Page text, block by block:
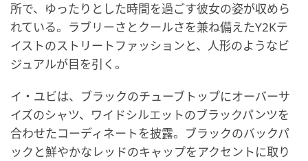
所で、ゆったりとした時間を過ごす彼女の姿が収めら
れている。ラブリーさとクールさを兼ね備えたY2Kテ
イストのストリートファッションと、人形のようなビ
ジュアルが目を引く。
イ・ユビは、ブラックのチューブトップにオーバーサ
イズのシャツ、ワイドシルエットのブラックパンツを
合わせたコーディネートを披露。ブラックのバックパ
ックと鮮やかなレッドのキャップをアクセントに取り